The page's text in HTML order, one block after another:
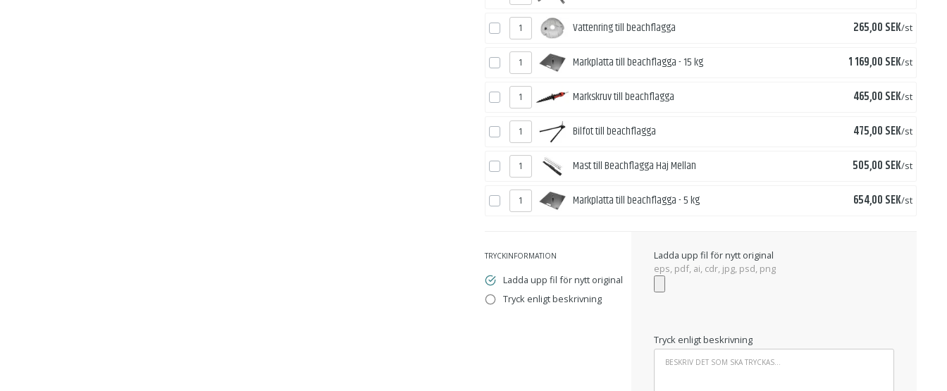
Vattenring till beachflagga Pris
265,00 SEK/st
Markplatta till beachflagga - 15 kg Pris
1 169,00 SEK/st
Markskruv till beachflagga Pris
465,00 SEK/st
Bilfot till beachflagga Pris
475,00 SEK/st
Mast till Beachflagga Haj Mellan Pris
505,00 SEK/st
Markplatta till beachflagga - 5 kg Pris
654,00 SEK/st
TRYCKINFORMATION
Ladda upp fil för nytt original
Tryck enligt beskrivning
Ladda upp fil för nytt original
eps, pdf, ai, cdr, jpg, psd, png
Tryck enligt beskrivning